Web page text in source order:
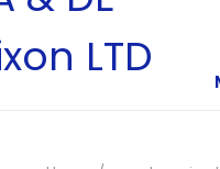
LTD